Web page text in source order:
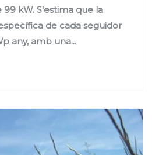
kW. S'estima que la
de cada seguidor
any, amb una...